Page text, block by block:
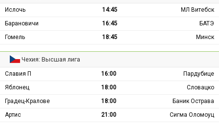
Ислочь 14:45
МЛ Витебск
Барановичи
16:45
БАТЭ
Гомель
18:45 Минск
Чехия: Высшая лига
Славия П 16:00
Пардубице
Яблонец
18:00
Словацко
Градец-Кралове
18:00
Баник Острава
Артис
21:00 Сигма Оломоуц